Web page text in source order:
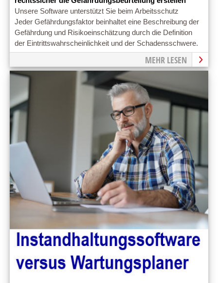
Unsere Software unterstützt Sie beim Arbeitsschutz
Jeder Gefährdungsfaktor beinhaltet eine Beschreibung der
Gefährdung und Risikoeinschätzung durch die Definition
der Eintrittswahrscheinlichkeit und der Schadensschwere.
MEHR LESEN